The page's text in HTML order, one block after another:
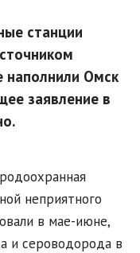
станции
наполнили Омск
заявление в
неприятного
в мае-июне,
и сероводорода в